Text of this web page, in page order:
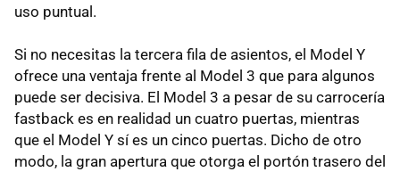
uso puntual.
Si no necesitas la tercera fila de asientos, el Model Y
ofrece una ventaja frente al Model 3 que para algunos
puede ser decisiva. El Model 3 a pesar de su carrocería
fastback es en realidad un cuatro puertas, mientras
que el Model Y sí es un cinco puertas. Dicho de otro
modo, la gran apertura que otorga el portón trasero del